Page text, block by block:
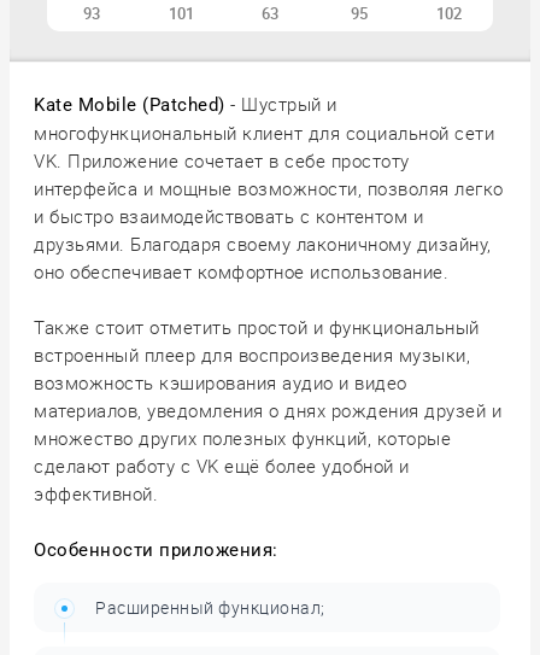
93 101 63 95 102
Kate Mobile (Patched) - Шустрый и
многофункциональный клиент для социальной сети
VK. Приложение сочетает в себе простоту
интерфейса и мощные возможности, позволяя легко
и быстро взаимодействовать с контентом и
друзьями. Благодаря своему лаконичному дизайну,
оно обеспечивает комфортное использование.
Также стоит отметить простой и функциональный
встроенный плеер для воспроизведения музыки,
возможность кэширования аудио и видео
материалов, уведомления о днях рождения друзей и
множество других полезных функций, которые
сделают работу с VK ещё более удобной и
эффективной.
Особенности приложения:
Расширенный функционал;